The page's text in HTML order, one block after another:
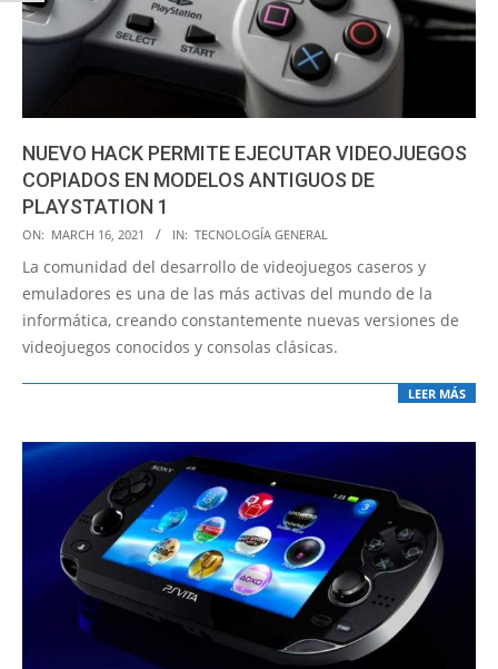
NUEVO HACK PERMITE EJECUTAR VIDEOJUEGOS
COPIADOS EN MODELOS ANTIGUOS DE
PLAYSTATION 1
2021-
03-
16
ON: MARCH 16, 2021 IN: TECNOLOGÍA GENERAL
La comunidad del desarrollo de videojuegos caseros y
emuladores es una de las más activas del mundo de la
informática, creando constantemente nuevas versiones de
videojuegos conocidos y consolas clásicas.
LEER MÁS